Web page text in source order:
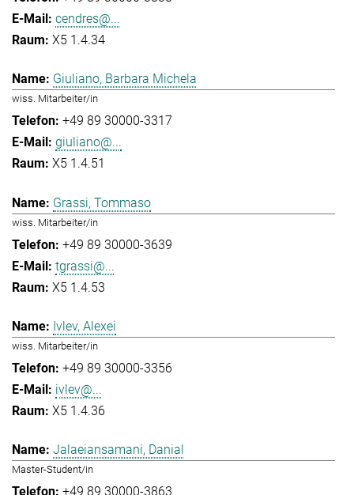
cendres@...
X5 1.4.34
Giuliano, Barbara Michela
wiss. Mitarbeiter/in
+49 89 30000-3317
giuliano@...
X5 1.4.51
Grassi, Tommaso
wiss. Mitarbeiter/in
+49 89 30000-3639
tgrassi@...
X5 1.4.53
Ivlev, Alexei
wiss. Mitarbeiter/in
+49 89 30000-3356
ivlev@...
X5 1.4.36
Jalaeiansamani, Danial
Master-Student/in
+49 89 30000-3863